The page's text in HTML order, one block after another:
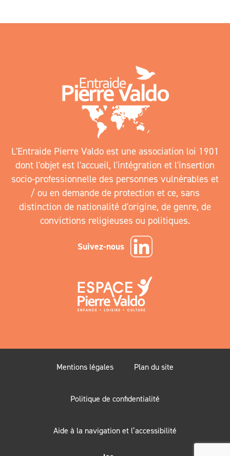
L'Entraide Pierre Valdo est une association loi 1901
dont l'objet est l'accueil, l'intégration et l'insertion
socio-professionnelle des personnes vulnérables et
/ ou en demande de protection et ce, sans
distinction de nationalité d'origine, de genre, de
convictions religieuses ou politiques.
Suivez-nous
Mentions légales Plan du site
Politique de confidentialité
Aide à la navigation et l’accessibilité